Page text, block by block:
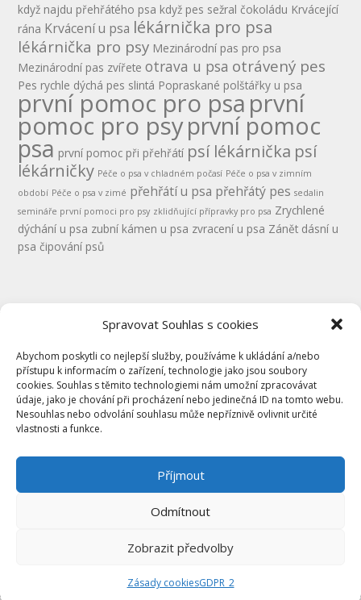
Spravovat Souhlas s cookies
Abychom poskytli co nejlepší služby, používáme k ukládání a/nebo
přístupu k informacím o zařízení, technologie jako jsou soubory
cookies. Souhlas s těmito technologiemi nám umožní zpracovávat
údaje, jako je chování při procházení nebo jedinečná ID na tomto webu.
Nesouhlas nebo odvolání souhlasu může nepříznivě ovlivnit určité
vlastnosti a funkce.
Příjmout
Odmítnout
Zobrazit předvolby
Zásady cookiesGDPR_2
když najdu přehřátého psa když pes sežral čokoládu Krvácející
rána Krvácení u psa lékárnička pro psa
lékárnička pro psy Mezinárodní pas pro psa
Mezinárodní pas zvířete otrava u psa otrávený pes
Pes rychle dýchá pes slintá Popraskané polštářky u psa
první pomoc pro psa první
pomoc pro psyprvní pomoc
psa první pomoc při přehřátí psí lékárnička psí
lékárničky Péče o psa v chladném počasí Péče o psa v zimním
období Péče o psa v zimé přehřátí u psa přehřátý pes sedalin
semináře první pomoci pro psy zklidňující přípravky pro psa Zrychlené
dýchání u psa zubní kámen u psa zvracení u psa Zánět dásní u
psa čipování psů
Kontakty
GDPR
Obchodní podmínky eshop